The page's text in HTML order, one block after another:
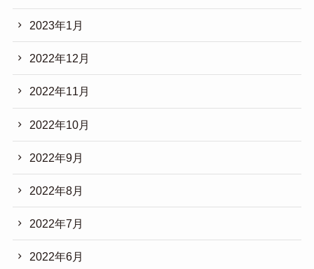
2023年1月
2022年12月
2022年11月
2022年10月
2022年9月
2022年8月
2022年7月
2022年6月